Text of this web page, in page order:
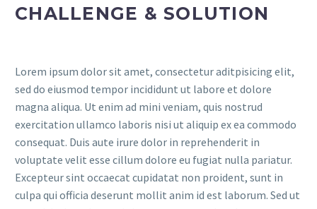
CHALLENGE & SOLUTION
Lorem ipsum dolor sit amet, consectetur aditpisicing elit,
sed do eiusmod tempor incididunt ut labore et dolore
magna aliqua. Ut enim ad mini veniam, quis nostrud
exercitation ullamco laboris nisi ut aliquip ex ea commodo
consequat. Duis aute irure dolor in reprehenderit in
voluptate velit esse cillum dolore eu fugiat nulla pariatur.
Excepteur sint occaecat cupidatat non proident, sunt in
culpa qui officia deserunt mollit anim id est laborum. Sed ut